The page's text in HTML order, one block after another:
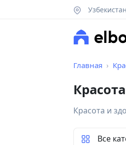
Узбекистан
Главная
Красота и
Все